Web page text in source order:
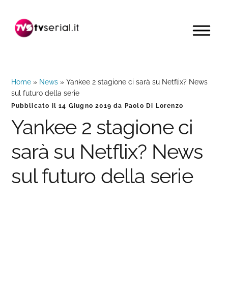
navigazione
contenuto
barra
MENU
Home » News »Yankee 2 stagione ci sarà su Netflix? News
sul futuro della serie
Pubblicato il14 Giugno 2019 da Paolo Di Lorenzo
Yankee 2 stagione ci
sarà su Netflix? News
sul futuro della serie